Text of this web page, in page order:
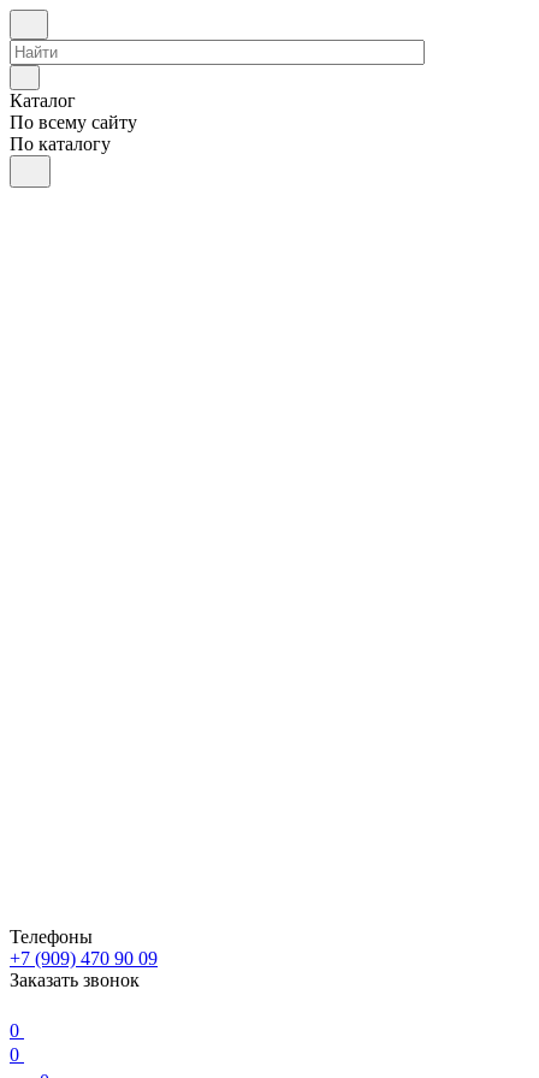
Каталог
По всему сайту
По каталогу
Телефоны
+7 (909) 470 90 09
Заказать звонок
0
0